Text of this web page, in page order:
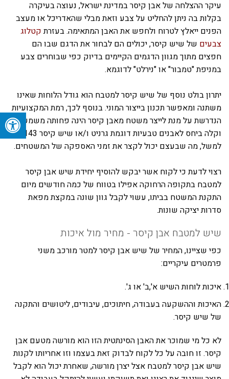
עיקר ההצלחה של אבן קיסר במדינת ישראל, נעוצה בעיקרה
בקלות בה ניתן להחליט על צבע וזאת מבלי שהאדריכל או מעצב
הפנים ייאלץ לטרוח ולחפש את האבן המתאימה. בעזרתקטלוג
צבעים של שיש קיסר, יכולים הם לבחור את הדגם שבו הם
חפצים מתוך מגוון הדגמים הקיימים בדיוק כפי שבוחרים צבע
במניפת "טמבור" או "נירלט" לדוגמא.
יתרון בולט נוסף של שיש קיסר למטבח הוא גודל הלוחות שאינו
משתנה ומאפשר תכנון בייצור המוני. בנוסף לכך, רמת המקצועיות
הנדרשת על מנת לייצר משטח מאבן קיסר הינה פחותה משמעותית
וקלה ביחס לאבנים טבעיות דוגמת גרניט ו/או שיש קיסר 7143
למשל, מה שבעצם יכול לקצר את זמני האספקה של המשטחים.
רצוי לדעת כי לקוח אשר יבקש להוסיף יחידת שיש אבן קיסר
למטבח בתקופה הרחוקה אפילו בטווח של כמה חודשים מיום
התקנת המשטח בביתו, עשוי לקבל גוון שונה במקצת מפאת
סדרות יציקה שונות.
שיש למטבח אבן קיסר - מחיר מול איכות
כפי שציינו, המחיר של שיש אבן קיסר למטר מורכב משני
פרמטרים עיקריים:
איכות לוחות השיש א',ב' או ג'.
האיכות וההשקעה בעבודה, חיתוכים, עיבודים, ליטושים והתקנה
של שיש קיסר.
לא כל מי שמוכר את האבן הסינתטית הזו הוא מורשה מטעם אבן
קיסר. זו חובה על כל לקוח לבדוק זאת בעצמו וזו אחריותו לקנות
שיש אבן קיסר למטבח אצל יצרן מורשה, שאחרת יכול הוא לקבל